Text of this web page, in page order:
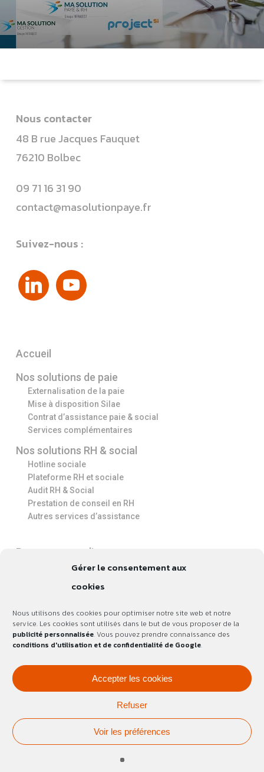
Gérer le consentement aux
cookies
Nous utilisons des cookies pour optimiser notre site web et notre
service. Les cookies sont utilisés dans le but de vous proposer de la
publicité personnalisée. Vous pouvez prendre connaissance des
conditions d'utilisation et de confidentialité de Google.
Accepter les cookies
Refuser
Voir les préférences
Nous contacter
48 B rue Jacques Fauquet
76210 Bolbec
09 71 16 31 90
contact@masolutionpaye.fr
Suivez-nous :
linkedin youtube
Accueil
Nos solutions de paie
Externalisation de la paie
Mise à disposition Silae
Contrat d’assistance paie & social
Services complémentaires
Nos solutions RH & social
Hotline sociale
Plateforme RH et sociale
Audit RH & Social
Prestation de conseil en RH
Autres services d’assistance
Ressources en ligne
Fiches pratiques
Guide du pouvoir disciplinaire
CDI
Nos vidéos
Mentions légales